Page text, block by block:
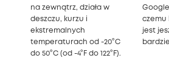
na zewnątrz, działa w
deszczu, kurzu i
ekstremalnych
temperaturach od -20°C
do 50°C (od -4°F do 122°F).
czemu
jest